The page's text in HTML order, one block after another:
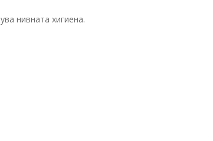
нивната хигиена.